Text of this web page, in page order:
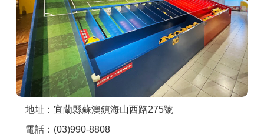
聯絡我們
APP下載
地址：宜蘭縣蘇澳鎮海山西路275號
電話：(03)990-8808